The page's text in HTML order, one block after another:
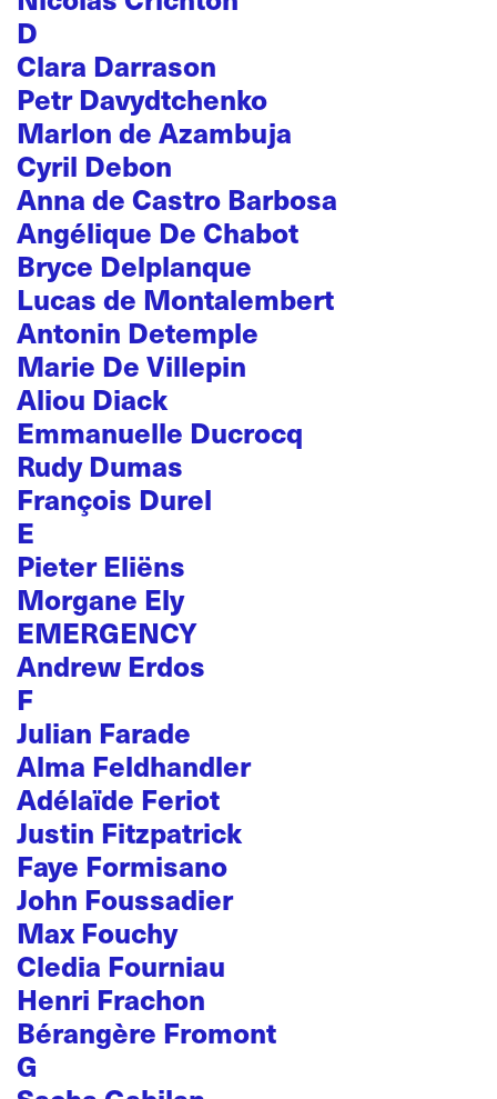
D
Clara Darrason
Petr Davydtchenko
Marlon de Azambuja
Cyril Debon
Anna de Castro Barbosa
Angélique De Chabot
Bryce Delplanque
Lucas de Montalembert
Antonin Detemple
Marie De Villepin
Aliou Diack
Emmanuelle Ducrocq
Rudy Dumas
François Durel
E
Pieter Eliëns
Morgane Ely
EMERGENCY
Andrew Erdos
F
Julian Farade
Alma Feldhandler
Adélaïde Feriot
Justin Fitzpatrick
Faye Formisano
John Foussadier
Max Fouchy
Cledia Fourniau
Henri Frachon
Bérangère Fromont
G